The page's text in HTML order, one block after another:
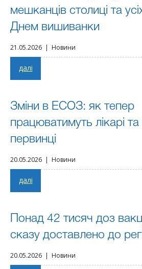
мешканців столиці та
Днем вишиванки
21.05.2026 | Новини
далі
Зміни в ЕСОЗ: як тепер
працюватимуть лікарі
первинці
20.05.2026 | Новини
далі
Понад 42 тисяч доз
сказу доставлено до
20.05.2026 | Новини